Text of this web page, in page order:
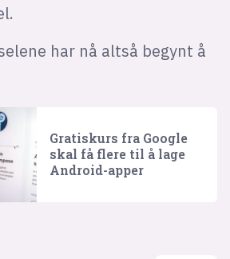
har nå altså begynt å
Gratiskurs fra Google
skal få flere til å lage
Android-apper